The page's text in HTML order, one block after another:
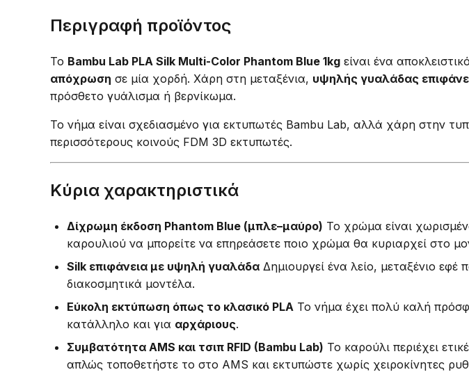
Περιγραφή προϊόντος
Το Bambu Lab PLA Silk Multi-Color Phantom Blue 1kg είναι ένα
απόχρωση σε μία χορδή. Χάρη στη μεταξένια, υψηλής γυαλάδας
πρόσθετο γυάλισμα ή βερνίκωμα.
Το νήμα είναι σχεδιασμένο για εκτυπωτές Bambu Lab, αλλά χάρη στην
περισσότερους κοινούς FDM 3D εκτυπωτές.
Κύρια χαρακτηριστικά
Δίχρωμη έκδοση Phantom Blue (μπλε–μαύρο) Το χρώμα είναι
καρουλιού να μπορείτε να επηρεάσετε ποιο χρώμα θα κυριαρχεί στο
Silk επιφάνεια με υψηλή γυαλάδα Δημιουργεί ένα λείο, μεταξένιο εφέ
διακοσμητικά μοντέλα.
Εύκολη εκτύπωση όπως το κλασικό PLA Το νήμα έχει πολύ καλή
κατάλληλο και για αρχάριους.
Συμβατότητα AMS και τσιπ RFID (Bambu Lab) Το καρούλι περιέχει
απλώς τοποθετήστε το στο AMS και εκτυπώστε χωρίς χειροκίνητες